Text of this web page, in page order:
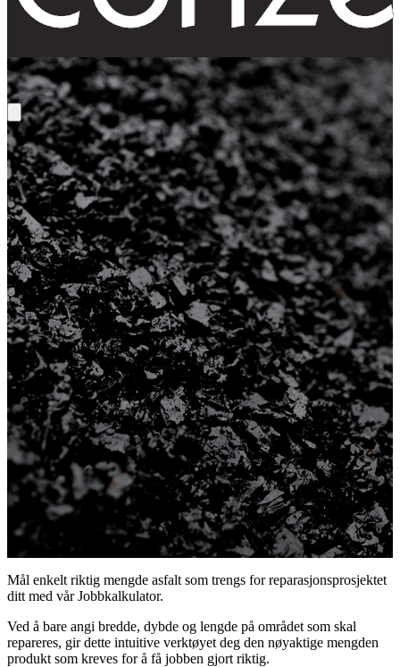
Mål enkelt riktig mengde asfalt som trengs for reparasjonsprosjektet
ditt med vår Jobbkalkulator.
Ved å bare angi bredde, dybde og lengde på området som skal
repareres, gir dette intuitive verktøyet deg den nøyaktige mengden
produkt som kreves for å få jobben gjort riktig.